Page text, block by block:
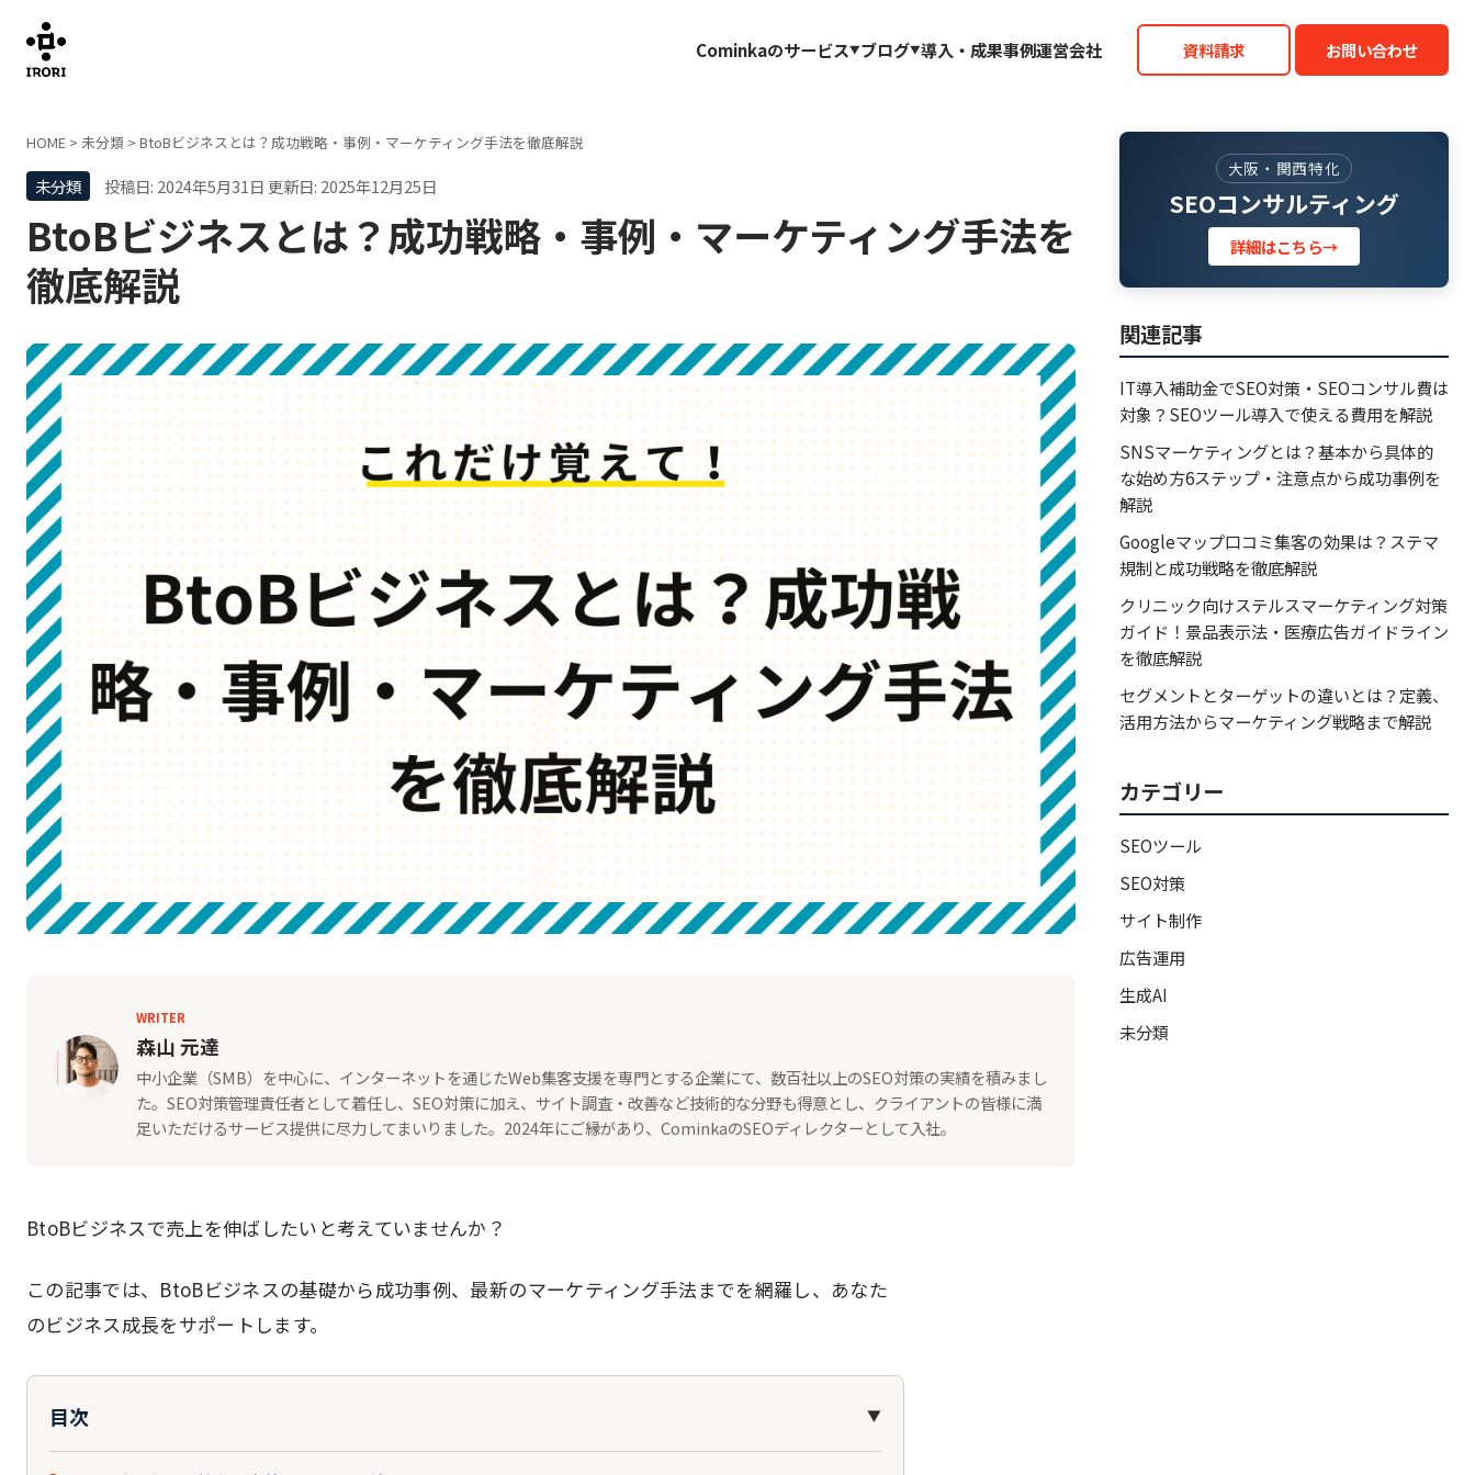
Cominkaのサービス ブログ 導入・成果事例運営会社 資料請求 お問い合わせ
HOME > 未分類 > BtoBビジネスとは？成功戦略・事例・マーケティング手法を徹底解説
未分類 投稿日: 2024年5月31日 更新日: 2025年12月25日
BtoBビジネスとは？成功戦略・事例・マーケティング手法を
徹底解説
WRITER
森山 元達
中小企業（SMB）を中心に、インターネットを通じたWeb集客支援を専門とする企業にて、数百社以上のSEO対策の実績を積みまし
た。SEO対策管理責任者として着任し、SEO対策に加え、サイト調査・改善など技術的な分野も得意とし、クライアントの皆様に満
足いただけるサービス提供に尽力してまいりました。2024年にご縁があり、CominkaのSEOディレクターとして入社。
BtoBビジネスで売上を伸ばしたいと考えていませんか？
この記事では、BtoBビジネスの基礎から成功事例、最新のマーケティング手法までを網羅し、あなた
のビジネス成長をサポートします。
目次 ▼
大阪・関西特化
SEOコンサルティング
詳細はこちら→
関連記事
IT導入補助金でSEO対策・SEOコンサル費は
対象？SEOツール導入で使える費用を解説
SNSマーケティングとは？基本から具体的
な始め方6ステップ・注意点から成功事例を
解説
Googleマップ口コミ集客の効果は？ステマ
規制と成功戦略を徹底解説
クリニック向けステルスマーケティング対策
ガイド！景品表示法・医療広告ガイドライン
を徹底解説
セグメントとターゲットの違いとは？定義、
活用方法からマーケティング戦略まで解説
カテゴリー
SEOツール
SEO対策
サイト制作
広告運用
生成AI
未分類